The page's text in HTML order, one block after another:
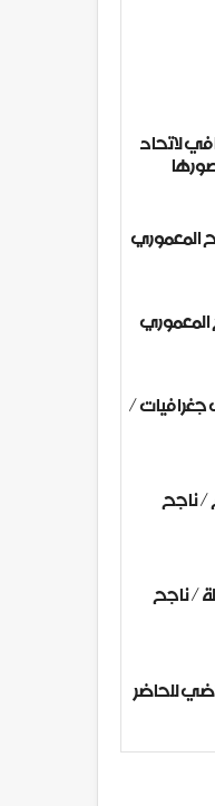
لاتحاد
المعموري
المعموري
جغرافيات /
/ ناجح
/ ناجح
للحاضر